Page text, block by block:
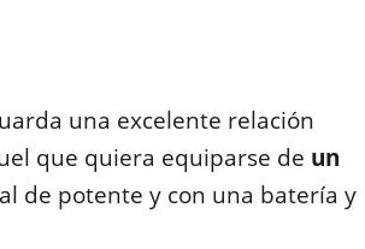
una excelente relación
que quiera equiparse de un
de potente y con una batería y